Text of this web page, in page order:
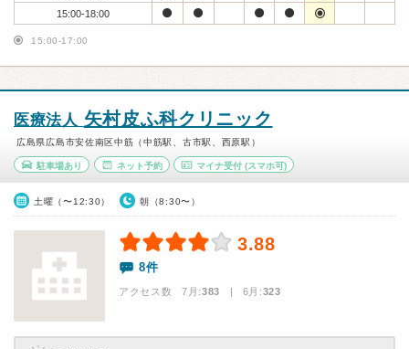
15:00-18:00
15:00-17:00
医療法人 矢村皮ふ科クリニック
広島県広島市安佐南区中筋（中筋駅、古市駅、西原駅）
駐車場あり ネット予約 マイナ受付 (スマホ可)
土曜（〜12:30） 朝（8:30〜）
3.88
8件
アクセス数 7月:383 | 6月:323